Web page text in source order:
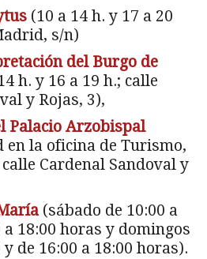
(10 a 14 h. y 17 a 20
s/n)
del Burgo de
h. y 16 a 19 h.; calle
y Rojas, 3),
Palacio Arzobispal
la oficina de Turismo,
Cardenal Sandoval y
(sábado de 10:00 a
a 18:00 horas y domingos
y de 16:00 a 18:00 horas).